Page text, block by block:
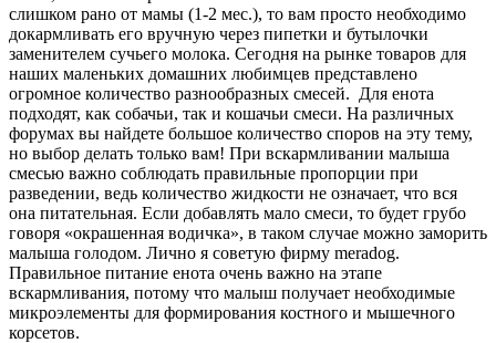
слишком рано от мамы (1-2 мес.), то вам просто необходимо
докармливать его вручную через пипетки и бутылочки
заменителем сучьего молока. Сегодня на рынке товаров для
наших маленьких домашних любимцев представлено
огромное количество разнообразных смесей. Для енота
подходят, как собачьи, так и кошачьи смеси. На различных
форумах вы найдете большое количество споров на эту тему,
но выбор делать только вам! При вскармливании малыша
смесью важно соблюдать правильные пропорции при
разведении, ведь количество жидкости не означает, что вся
она питательная. Если добавлять мало смеси, то будет грубо
говоря «окрашенная водичка», в таком случае можно заморить
малыша голодом. Лично я советую фирму meradog.
Правильное питание енота очень важно на этапе
вскармливания, потому что малыш получает необходимые
микроэлементы для формирования костного и мышечного
корсетов.